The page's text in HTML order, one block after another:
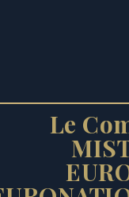
Le